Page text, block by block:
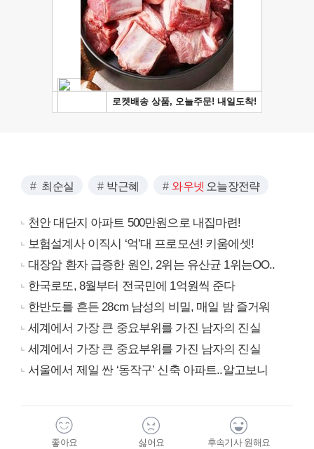
최순실 박근혜 와우넷 오늘장전략
천안 대단지 아파트 500만원으로 내집마련!
보험설계사 이직시 ‘억’대 프로모션! 키움에셋!
대장암 환자 급증한 원인, 2위는 유산균 1위는OO..
한국로또, 8월부터 전국민에 1억원씩 준다
한반도를 흔든 28cm 남성의 비밀, 매일 밤 즐거워
세계에서 가장 큰 중요부위를 가진 남자의 진실
세계에서 가장 큰 중요부위를 가진 남자의 진실
서울에서 제일 싼 ‘동작구’ 신축 아파트..알고보니
좋아요
싫어요
후속기사 원해요